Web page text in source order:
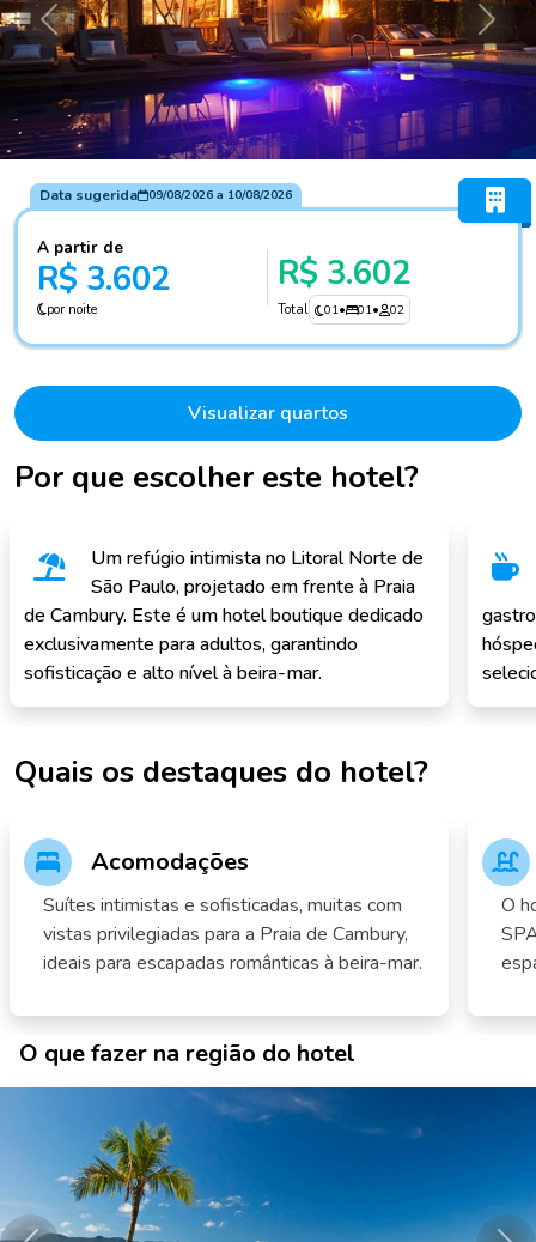
Anterior
Por que escolher este hotel?
Um refúgio intimista no Litoral Norte de
São Paulo, projetado em frente à Praia
de Cambury. Este é um hotel boutique dedicado
exclusivamente para adultos, garantindo
sofisticação e alto nível à beira-mar.
Data sugerida 09/08/2026a 10/08/2026
A partir de
R$ 3.602
por noite
R$ 3.602
Total 01• 01• 02
Visualizar quartos
Quais os destaques do hotel?
Acomodações
Suítes intimistas e sofisticadas, muitas com
vistas privilegiadas para a Praia de Cambury,
ideais para escapadas românticas à beira-mar.
O
O que fazer na região do hotel